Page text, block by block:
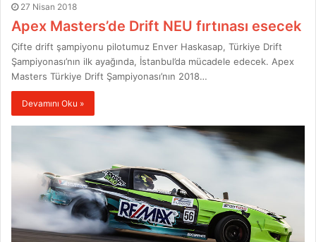
27 Nisan 2018
Apex Masters’de Drift NEU fırtınası esecek
Çifte drift şampiyonu pilotumuz Enver Haskasap, Türkiye Drift
Şampiyonası’nın ilk ayağında, İstanbul’da mücadele edecek. Apex
Masters Türkiye Drift Şampiyonası’nın 2018…
Devamını Oku »